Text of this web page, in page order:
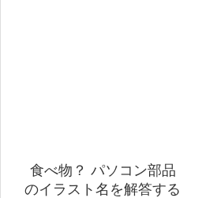
食べ物？ パソコン部品
のイラスト名を解答する